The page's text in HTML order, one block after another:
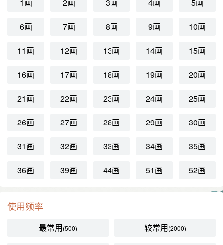
1画 2画 3画 4画 5画
6画 7画 8画 9画 10画
11画 12画 13画 14画 15画
16画 17画 18画 19画 20画
21画 22画 23画 24画 25画
26画 27画 28画 29画 30画
31画 32画 33画 34画 35画
36画 39画 44画 51画 52画
使用频率
最常用(500) 较常用(2000)